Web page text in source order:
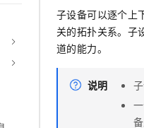
子设备可以逐个上
关的拓扑关系。子
道的能力。
说明
Qwen3.8-Max HOT
智能体时代全能旗舰模型
能看、能想、能动手的多
无影云电脑
随时随地安全接入的云上
云解析DNS
云原生大数据计算服务
面向分析的企业级SaaS
Hermes Agent，打造自
自主进化，持久记忆，越
快速拥有专属 OpenClaw
云工开物
高校专属算力普惠，学生
免费试用
解决方案免费试用 新老
最高领取价值200元试用
观测云
Tuya 物联网平台阿里云
无影生态合作计划
Salesforce On Alibaba
Consulting Partner 合作
AI 大模型销售与服务生
在线服务
工单服务
短信专区
分析师报告
研究报告与白皮书
天池大赛